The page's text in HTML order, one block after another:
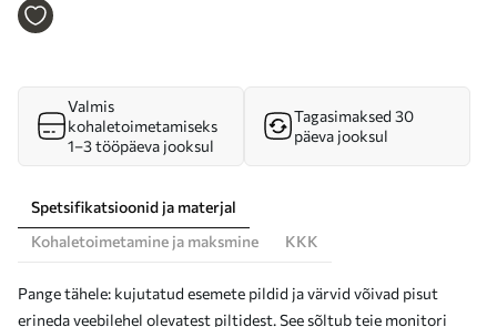
joontega soojades värvides Nr m01182
Valmis
kohaletoimetamiseks
1–3 tööpäeva jooksul
Tagasimaksed 30
päeva jooksul
Spetsifikatsioonid ja materjal
Kohaletoimetamine ja maksmine
KKK
Pange tähele: kujutatud esemete pildid ja värvid võivad pisut
erineda veebilehel olevatest piltidest. See sõltub teie monitori